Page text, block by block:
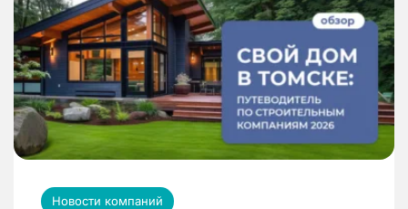
Новости компаний